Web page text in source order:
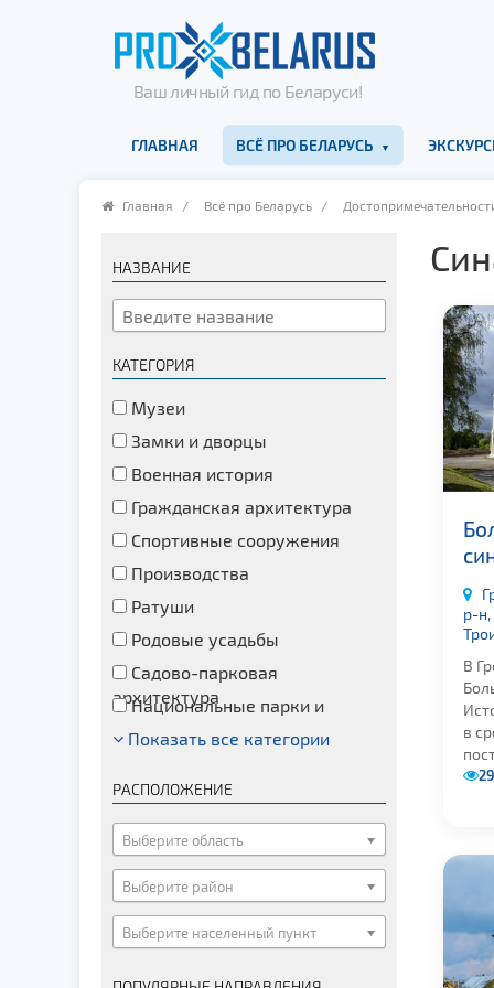
Ваш личный гид по Беларуси!
ГЛАВНАЯ ВСЁ ПРО БЕЛАРУСЬ
Главная / Всё про Беларусь /
НАЗВАНИЕ
КАТЕГОРИЯ
Музеи
Замки и дворцы
Военная история
Гражданская архитектура
Спортивные сооружения
Производства
Ратуши
Родовые усадьбы
Садово-парковая
архитектура
Национальные парки и
заказники
Озера и водоемы
Памятники археологии
Памятники геодезии
Памятники природы
Памятники известным людям
Церкви
Показать все категории
РАСПОЛОЖЕНИЕ
Выберите область
Выберите район
Выберите населенный пункт
р-н,
В
в